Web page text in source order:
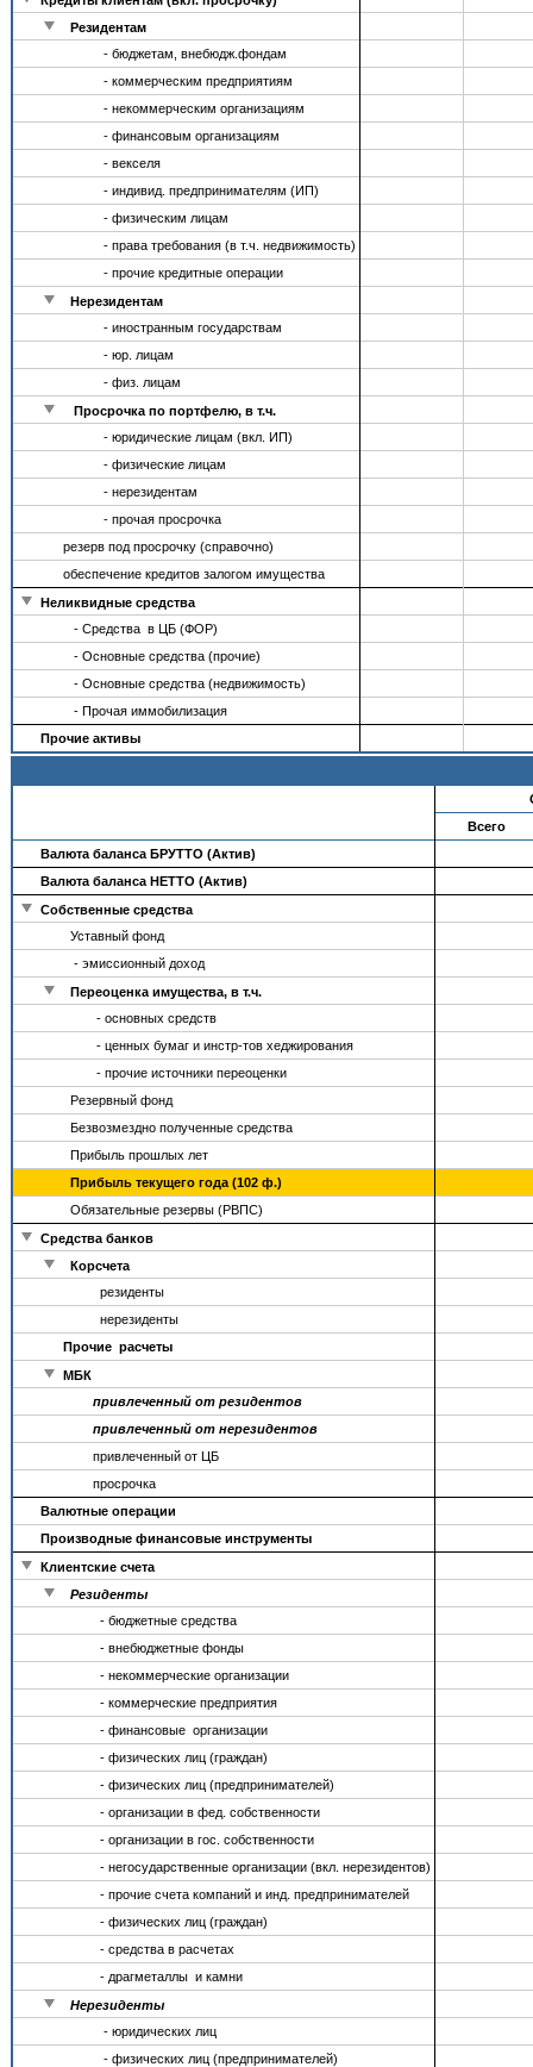
Резидентам
- бюджетам, внебюдж.фондам
- коммерческим предприятиям
- некоммерческим организациям
- финансовым организациям
- векселя
- индивид. предпринимателям (ИП)
- физическим лицам
- права требования (в т.ч. недвижимость)
- прочие кредитные операции
Нерезидентам
- иностранным государствам
- юр. лицам
- физ. лицам
Просрочка по портфелю, в т.ч.
- юридические лицам (вкл. ИП)
- физические лицам
- нерезидентам
- прочая просрочка
резерв под просрочку (справочно)
обеспечение кредитов залогом имущества
Неликвидные средства
- Средства в ЦБ (ФОР)
- Основные средства (прочие)
- Основные средства (недвижимость)
- Прочая иммобилизация
Прочие активы
Всего
Валюта баланса БРУТТО (Актив)
Валюта баланса НЕТТО (Актив)
Собственные средства
Уставный фонд
- эмиссионный доход
Переоценка имущества, в т.ч.
- основных средств
- ценных бумаг и инстр-тов хеджирования
- прочие источники переоценки
Резервный фонд
Безвозмездно полученные средства
Прибыль прошлых лет
Прибыль текущего года (102 ф.)
Обязательные резервы (РВПС)
Средства банков
Корсчета
резиденты
нерезиденты
Прочие расчеты
МБК
привлеченный от резидентов
привлеченный от нерезидентов
привлеченный от ЦБ
просрочка
Валютные операции
Производные финансовые инструменты
Клиентские счета
Резиденты
- бюджетные средства
- внебюджетные фонды
- некоммерческие организации
- коммерческие предприятия
- финансовые организации
- физических лиц (граждан)
- физических лиц (предпринимателей)
- организации в фед. собственности
- организации в гос. собственности
- негосударственные организации (вкл. нерезидентов)
- прочие счета компаний и инд. предпринимателей
- физических лиц (граждан)
- средства в расчетах
- драгметаллы и камни
Нерезиденты
- юридических лиц
- физических лиц (предпринимателей)